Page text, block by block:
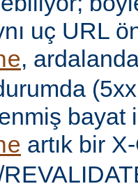
uç URL
,
bayat
artık bir